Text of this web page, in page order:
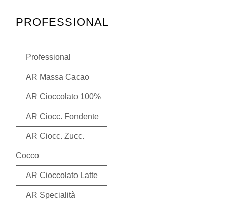
PROFESSIONAL
Professional
AR Massa Cacao
AR Cioccolato 100%
AR Ciocc. Fondente
AR Ciocc. Zucc.
Cocco
AR Cioccolato Latte
AR Specialità